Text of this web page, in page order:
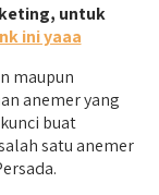
untuk
ini yaaa
maupun
anemer yang
buat
satu anemer